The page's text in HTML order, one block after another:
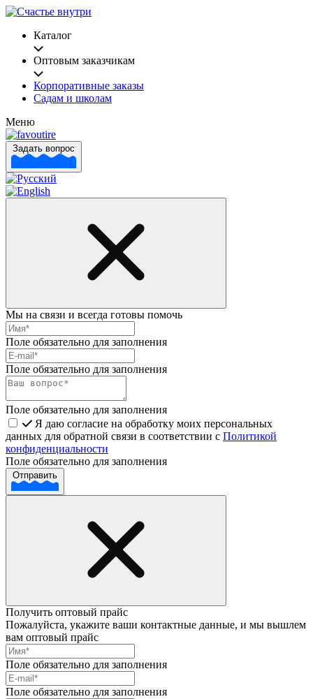
Каталог
Оптовым заказчикам
Корпоративные заказы
Садам и школам
Меню
Задать вопрос
Мы на связи и всегда готовы помочь
Поле обязательно для заполнения
Поле обязательно для заполнения
Поле обязательно для заполнения
Я даю согласие на обработку моих персональных
данных для обратной связи в соответствии с Политикой
конфиденциальности
Поле обязательно для заполнения
Отправить
Получить оптовый прайс
Пожалуйста, укажите ваши контактные данные, и мы вышлем
вам оптовый прайс
Поле обязательно для заполнения
Поле обязательно для заполнения